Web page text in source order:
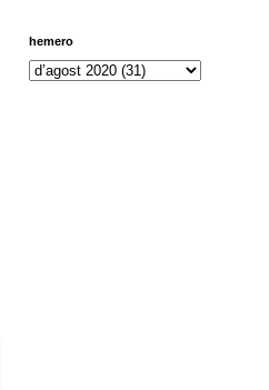
hemero